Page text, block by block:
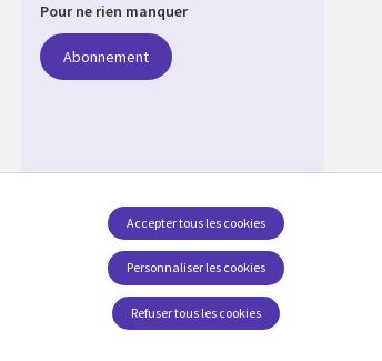
Pour ne rien manquer
Abonnement
Suivez-nous
Social Media Global FR
Personnaliser les cookies
Accepter tous les cookies
Refuser tous les cookies